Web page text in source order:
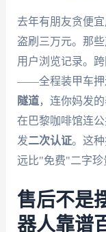
去年有朋友贪便
盗刷三万元。那
用户浏览记录。
——全程装甲车押
隧道，连你妈发
在巴黎咖啡馆连
发二次认证。这种
远比"免费"二字珍
售后不是
器人靠谱